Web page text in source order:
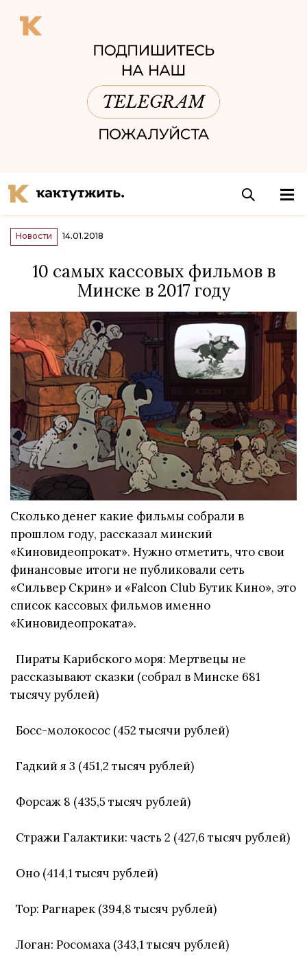
Новости 14.01.2018
10 самых кассовых фильмов в
Минске в 2017 году
Сколько денег какие фильмы собрали в
прошлом году, рассказал минский
«Киновидеопрокат». Нужно отметить, что свои
финансовые итоги не публиковали сеть
«Сильвер Скрин» и «Falcon Club Бутик Кино», это
список кассовых фильмов именно
«Киновидеопроката».
Пираты Карибского моря: Мертвецы не
рассказывают сказки (собрал в Минске 681
тысячу рублей)
Босс-молокосос (452 тысячи рублей)
Гадкий я 3 (451,2 тысяч рублей)
Форсаж 8 (435,5 тысяч рублей)
Стражи Галактики: часть 2 (427,6 тысяч рублей)
Оно (414,1 тысяч рублей)
Тор: Рагнарек (394,8 тысяч рублей)
Логан: Росомаха (343,1 тысяч рублей)